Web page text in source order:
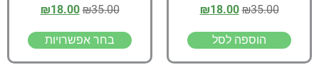
₪35.00
₪18.00
הוספה לסל
₪35.00
₪18.00
בחר אפשרויות